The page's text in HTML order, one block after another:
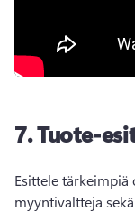
7.Tuote-
Esittele tärkeimpiä
myyntivaltteja